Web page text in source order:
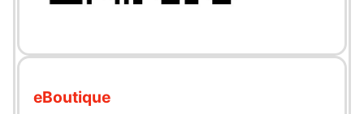
eBoutique